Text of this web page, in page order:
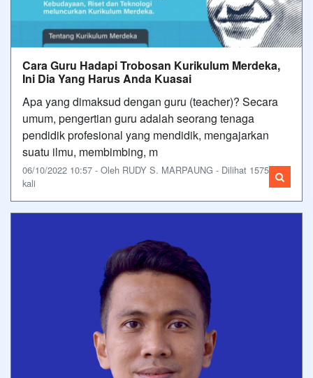
Cara Guru Hadapi Trobosan Kurikulum Merdeka,
Ini Dia Yang Harus Anda Kuasai
Apa yang dimaksud dengan guru (teacher)? Secara
umum, pengertian guru adalah seorang tenaga
pendidik profesional yang mendidik, mengajarkan
suatu ilmu, membimbing, m
06/10/2022 10:57 - Oleh RUDY S. MARPAUNG - Dilihat 1575
kali